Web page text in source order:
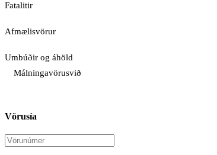
Fatalitir
Afmælisvörur
Umbúðir og áhöld
Málningavörusvið
Vörusía